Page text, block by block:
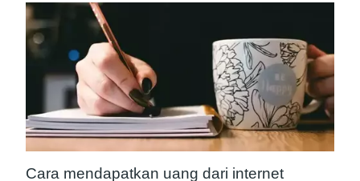
Cara mendapatkan uang dari internet